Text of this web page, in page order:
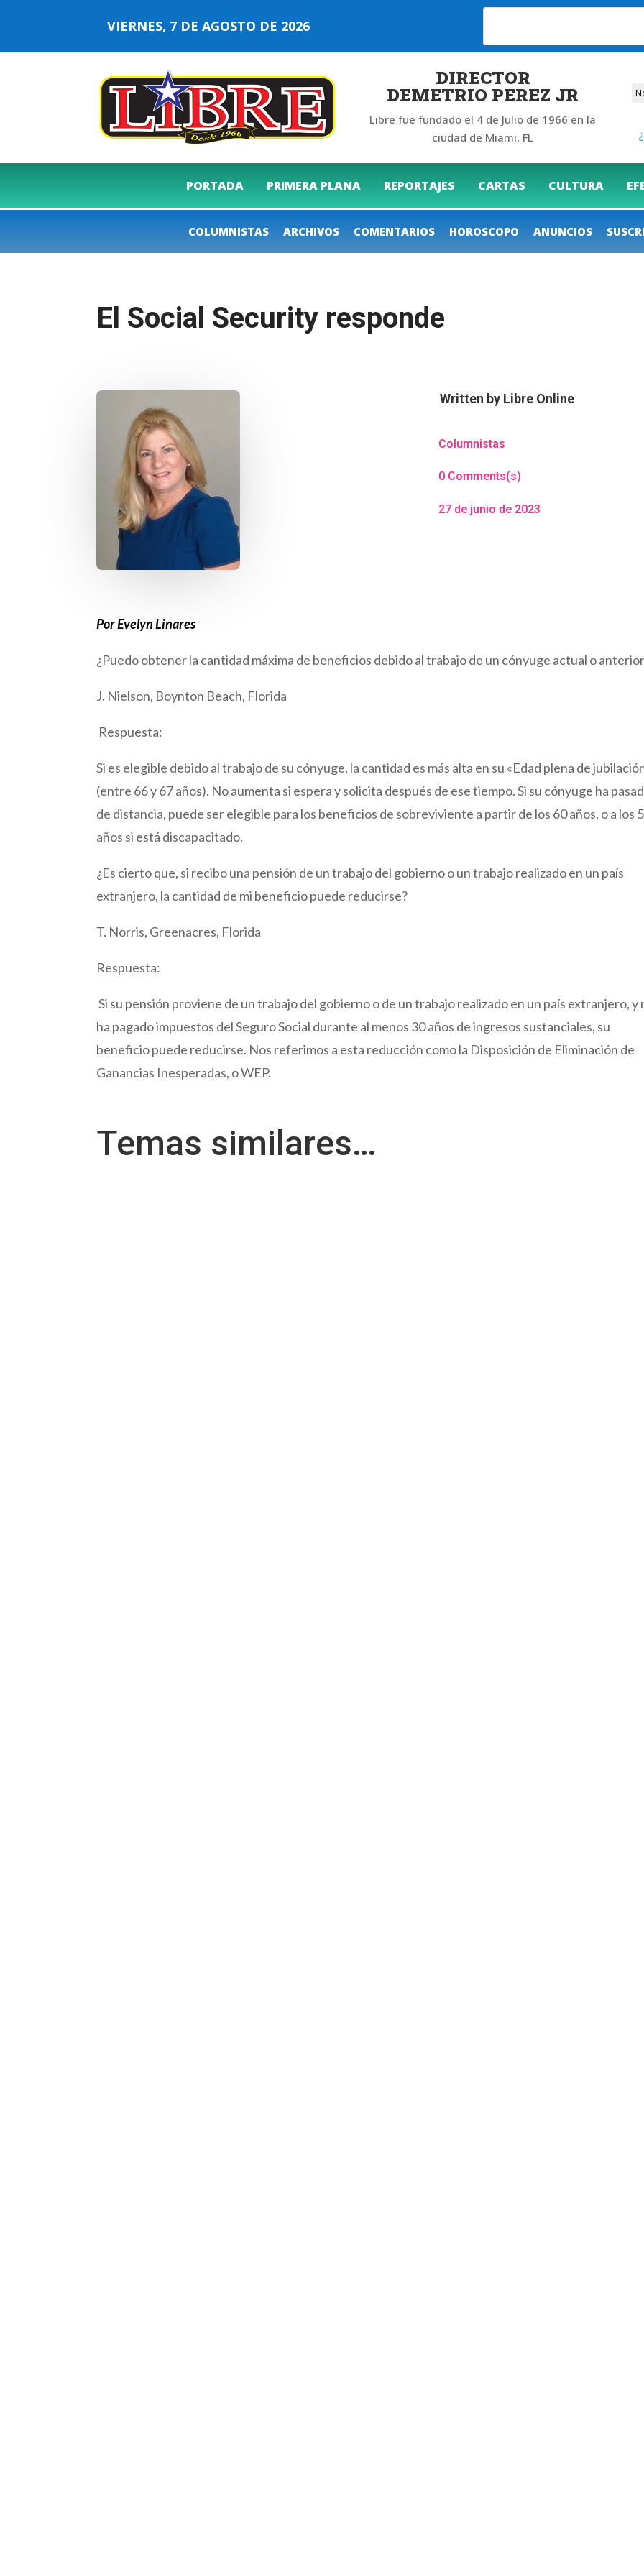
VIERNES, 7 DE AGOSTO DE 2026
DIRECTOR
DEMETRIO PEREZ JR
Libre fue fundado el 4 de Julio de 1966 en la
ciudad de Miami, FL
PORTADA PRIMERA PLANA REPORTAJES CARTAS CULTURA
COLUMNISTAS ARCHIVOS COMENTARIOS HOROSCOPO ANUNCIOS
El Social Security responde
Written by Libre Online
Columnistas
0 Comments(s)
27 de junio de 2023
Por Evelyn Linares
¿Puedo obtener la cantidad máxima de beneficios debido al trabajo de un cónyuge actual o
J. Nielson, Boynton Beach, Florida
Respuesta:
Si es elegible debido al trabajo de su cónyuge, la cantidad es más alta en su «Edad plena de
(entre 66 y 67 años). No aumenta si espera y solicita después de ese tiempo. Si su cónyuge ha
de distancia, puede ser elegible para los beneficios de sobreviviente a partir de los 60 años, o a los
años si está discapacitado.
¿Es cierto que, si recibo una pensión de un trabajo del gobierno o un trabajo realizado en un país
extranjero, la cantidad de mi beneficio puede reducirse?
T. Norris, Greenacres, Florida
Respuesta:
Si su pensión proviene de un trabajo del gobierno o de un trabajo realizado en un país extranjero, y
ha pagado impuestos del Seguro Social durante al menos 30 años de ingresos sustanciales, su
beneficio puede reducirse. Nos referimos a esta reducción como la Disposición de Eliminación de
Ganancias Inesperadas, o WEP.
Temas similares…